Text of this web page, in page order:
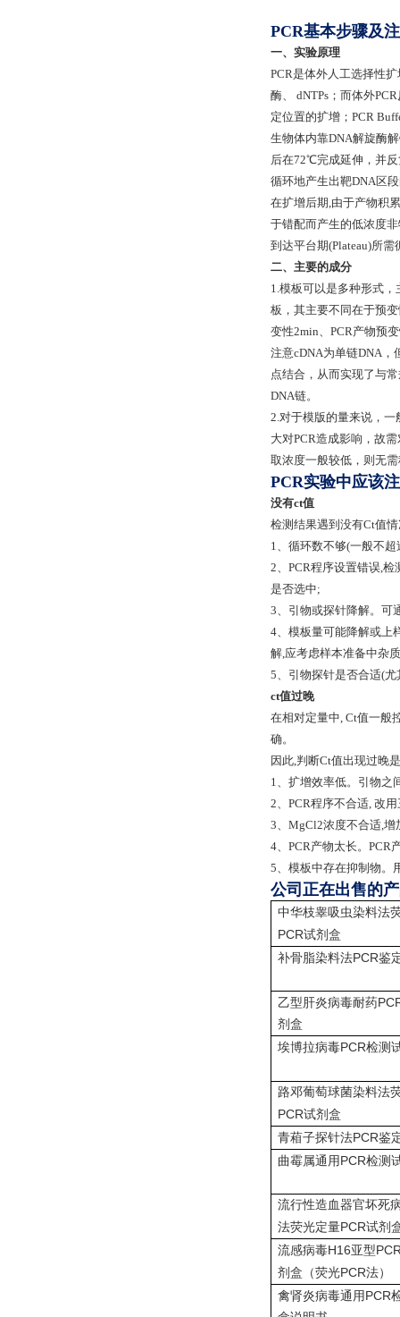
PCR基本步骤及
一、实验原理
PCR是体外人工选择性
酶、 dNTPs；而体外
定位置的扩增；PCR
生物体内靠DNA解旋酶
后在72℃完成延伸，并
循环地产生出靶DNA区
在扩增后期,由于产物积
于错配而产生的低浓度
到达平台期(Plateau)所
二、主要的成分
1.模板可以是多种形式
板，其主要不同在于预
变性2min、PCR产物预
注意cDNA为单链DNA，
点结合，从而实现了与
DNA链。
2.对于模版的量来说，
大对PCR造成影响，故
取浓度一般较低，则无
PCR实验中应该
没有ct值
检测结果遇到没有Ct值
1、循环数不够(一般不
2、PCR程序设置错误,
是否选中;
3、引物或探针降解。可
4、模板量可能降解或上
解,应考虑样本准备中杂
5、引物探针是否合适(
ct值过晚
在相对定量中, Ct值一般
确。
因此,判断Ct值出现过晚
1、扩增效率低。引物之
2、PCR程序不合适, 改
3、MgCl2浓度不合适,增
4、PCR产物太长。PCR
5、模板中存在抑制物。
公司正在出售的
中华枝睾吸虫染料法
PCR试剂盒
补骨脂染料法PCR鉴
乙型肝炎病毒耐药
剂盒
埃博拉病毒PCR检测
路邓葡萄球菌染料法
PCR试剂盒
青葙子探针法PCR鉴
曲霉属通用 PCR检测
流行性造血器官坏死
法荧光定量PCR试剂
流感病毒H16亚型
剂盒（荧光PCR法）
禽肾炎病毒通用 PCR